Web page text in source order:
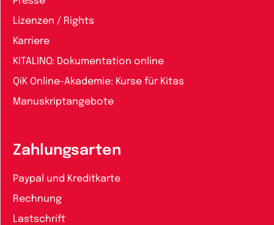
Lizenzen / Rights
Karriere
KITALINO: Dokumentation online
QiK Online-Akademie: Kurse für Kitas
Manuskriptangebote
Zahlungsarten
Paypal und Kreditkarte
Rechnung
Lastschrift